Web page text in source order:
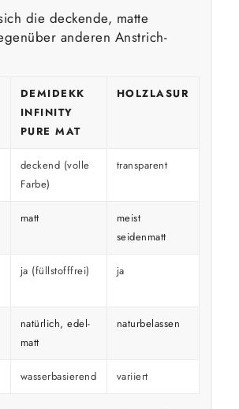
die deckende, matte
anderen Anstrich-
DEMIDEKK
INFINITY
PURE MAT
HOLZLASUR
deckend (volle
Farbe)
transparent
matt
meist
seidenmatt
ja (füllstofffrei) ja
natürlich, edel-
matt
naturbelassen
wasserbasierend variiert